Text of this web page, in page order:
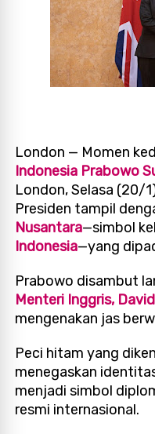
London — Momen
Indonesia Prabowo
London, Selasa (20/
Presiden tampil
Nusantara—simbol
Indonesia—yang
Prabowo disambut
Menteri Inggris,
mengenakan jas
Peci hitam yang
menegaskan
menjadi simbol
resmi internasional.